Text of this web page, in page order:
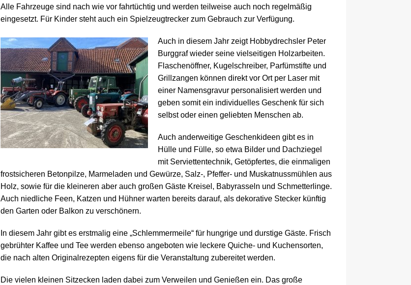
Alle Fahrzeuge sind nach wie vor fahrtüchtig und werden teilweise auch noch regelmäßig
eingesetzt. Für Kinder steht auch ein Spielzeugtrecker zum Gebrauch zur Verfügung.
Auch in diesem Jahr zeigt Hobbydrechsler Peter
Burggraf wieder seine vielseitigen Holzarbeiten.
Flaschenöffner, Kugelschreiber, Parfümstifte und
Grillzangen können direkt vor Ort per Laser mit
einer Namensgravur personalisiert werden und
geben somit ein individuelles Geschenk für sich
selbst oder einen geliebten Menschen ab.
Auch anderweitige Geschenkideen gibt es in
Hülle und Fülle, so etwa Bilder und Dachziegel
mit Serviettentechnik, Getöpfertes, die einmaligen
frostsicheren Betonpilze, Marmeladen und Gewürze, Salz-, Pfeffer- und Muskatnussmühlen aus
Holz, sowie für die kleineren aber auch großen Gäste Kreisel, Babyrasseln und Schmetterlinge.
Auch niedliche Feen, Katzen und Hühner warten bereits darauf, als dekorative Stecker künftig
den Garten oder Balkon zu verschönern.
In diesem Jahr gibt es erstmalig eine „Schlemmermeile“ für hungrige und durstige Gäste. Frisch
gebrühter Kaffee und Tee werden ebenso angeboten wie leckere Quiche- und Kuchensorten,
die nach alten Originalrezepten eigens für die Veranstaltung zubereitet werden.
Die vielen kleinen Sitzecken laden dabei zum Verweilen und Genießen ein. Das große